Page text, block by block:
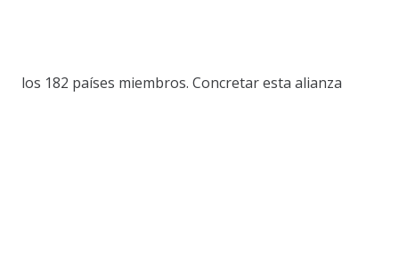
los 182 países miembros. Concretar esta alianza